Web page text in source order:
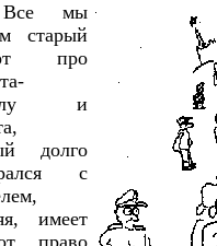
Все мы
старый
про
и
долго
с
имеет
право